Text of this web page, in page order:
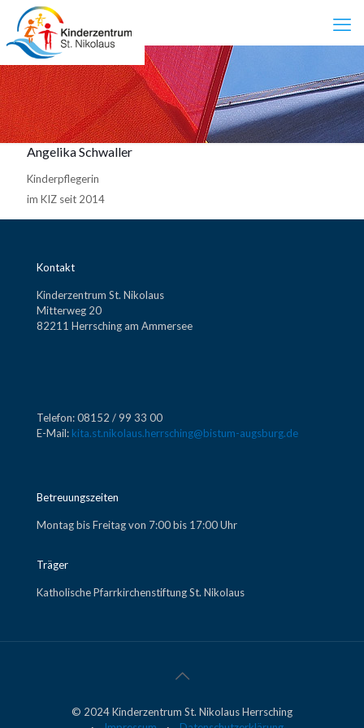
Angelika Schwaller
Kinderpflegerin
im KIZ seit 2014
Kontakt
Kinderzentrum St. Nikolaus
Mitterweg 20
82211 Herrsching am Ammersee
Telefon: 08152 / 99 33 00
E-Mail: kita.st.nikolaus.herrsching@bistum-augsburg.de
Betreuungszeiten
Montag bis Freitag von 7:00 bis 17:00 Uhr
Träger
Katholische Pfarrkirchenstiftung St. Nikolaus
© 2024 Kinderzentrum St. Nikolaus Herrsching